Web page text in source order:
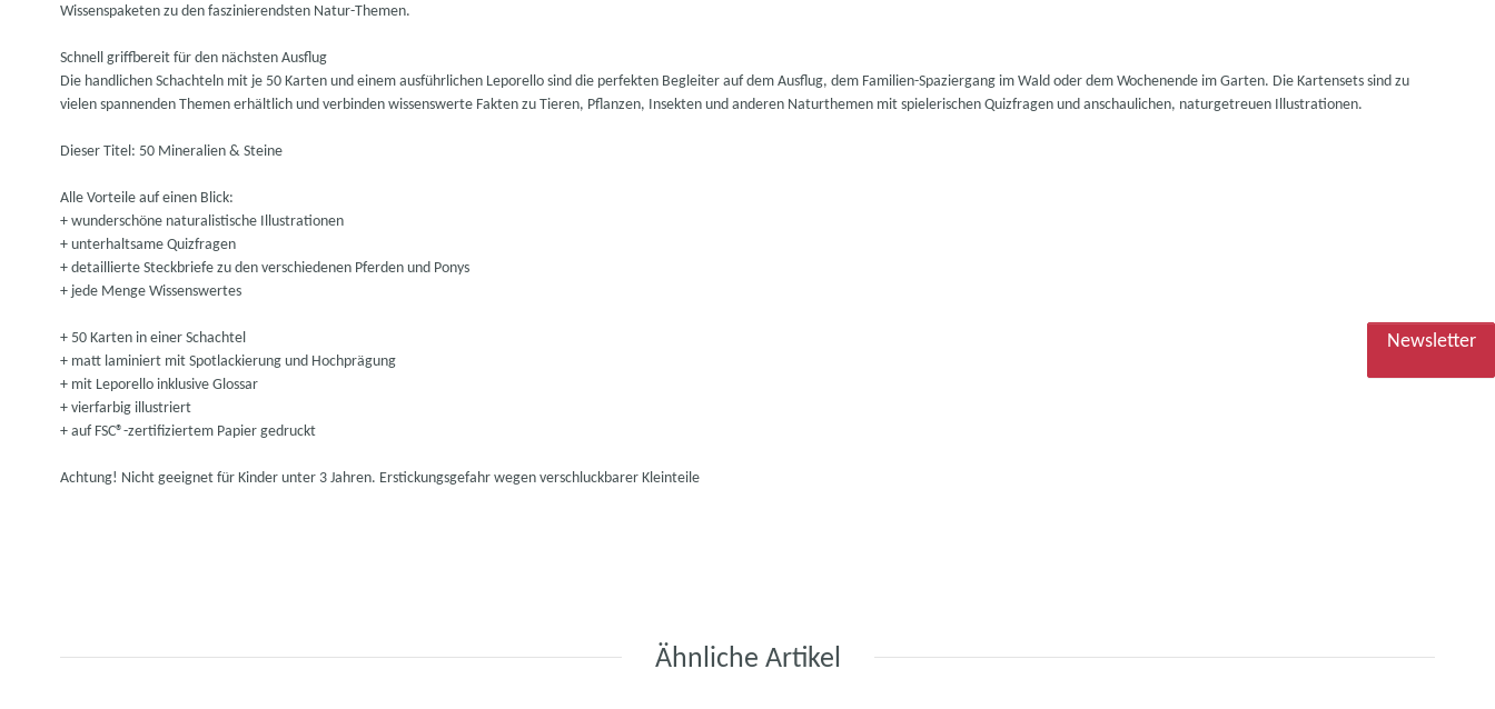
Wissenspaketen zu den faszinierendsten Natur-Themen.
Schnell griffbereit für den nächsten Ausflug
Die handlichen Schachteln mit je 50 Karten und einem ausführlichen Leporello sind die perfekten Begleiter auf dem Ausflug, dem Familien-Spaziergang im Wald oder dem Wochenende im Garten. Die Kartensets sind zu
vielen spannenden Themen erhältlich und verbinden wissenswerte Fakten zu Tieren, Pflanzen, Insekten und anderen Naturthemen mit spielerischen Quizfragen und anschaulichen, naturgetreuen Illustrationen.
Dieser Titel: 50 Mineralien & Steine
Alle Vorteile auf einen Blick:
+ wunderschöne naturalistische Illustrationen
+ unterhaltsame Quizfragen
+ detaillierte Steckbriefe zu den verschiedenen Pferden und Ponys
+ jede Menge Wissenswertes
+ 50 Karten in einer Schachtel
+ matt laminiert mit Spotlackierung und Hochprägung
+ mit Leporello inklusive Glossar
+ vierfarbig illustriert
+ auf FSC®-zertifiziertem Papier gedruckt
Achtung! Nicht geeignet für Kinder unter 3 Jahren. Erstickungsgefahr wegen verschluckbarer Kleinteile
Ähnliche Artikel
Newsletter